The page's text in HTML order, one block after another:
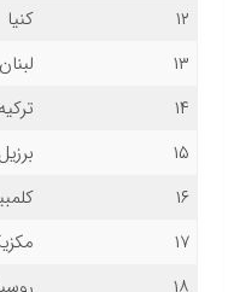
۱۲
کنیا
۱۳
لبنان
۱۴
ترکیه
۱۵
برزیل
۱۶
۱۷